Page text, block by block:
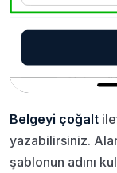
Belgeyi çoğalt
yazabilirsiniz.
şablonun adını